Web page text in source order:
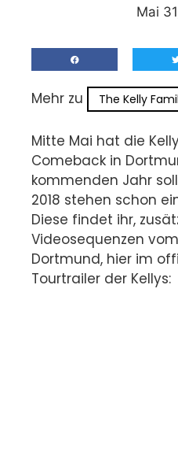
Mai
Mehr zu The Kelly
Mitte Mai hat die
Comeback in
kommenden Jahr
2018 stehen schon
Diese findet ihr,
Videosequenzen
Dortmund, hier im
Tourtrailer der Kellys: